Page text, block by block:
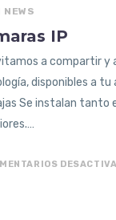
NEWS
IP
a compartir
disponibles a tu
Se instalan tanto